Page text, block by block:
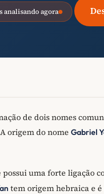
analisando agora
de dois nomes
origem do nome Gabriel
possui uma forte ligação
tem origem hebraica e